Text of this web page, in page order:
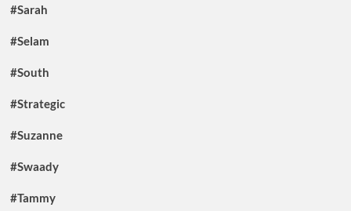
#Sarah
#Selam
#South
#Strategic
#Suzanne
#Swaady
#Tammy